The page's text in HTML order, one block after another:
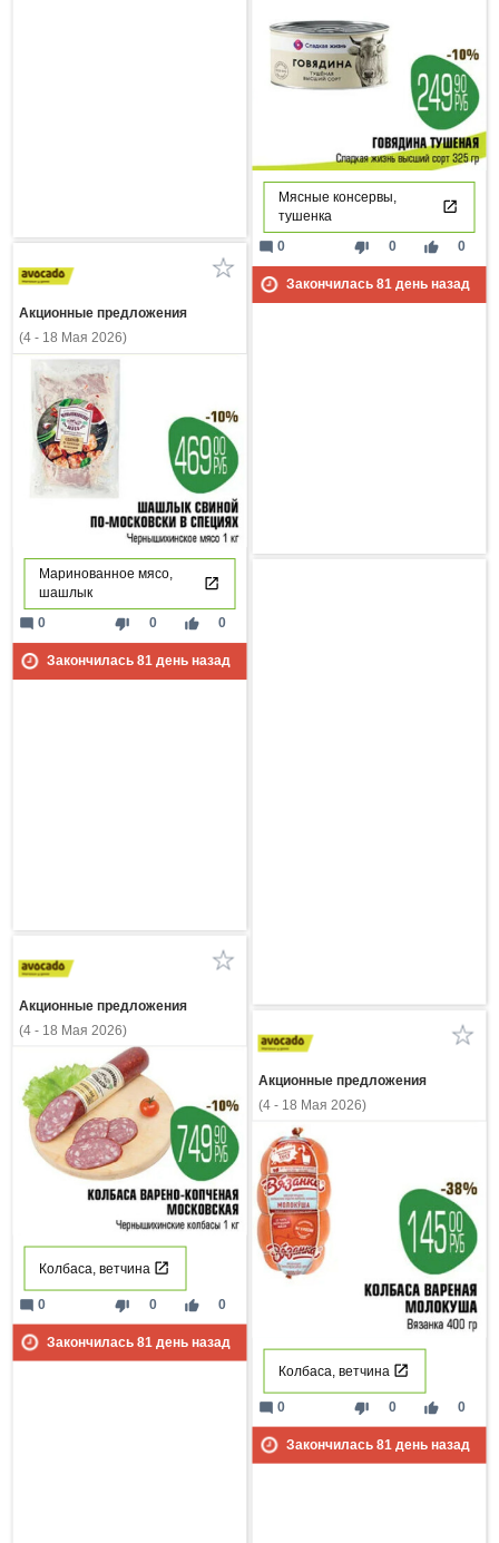
Мясные консервы,
тушенка
thumb_down 0 thumb_up 0
mode_comment 0
Закончилась 81день назад
Акционные предложения
(4 - 18 Мая 2026)
Маринованное мясо,
шашлык
thumb_down 0 thumb_up 0
mode_comment 0
Закончилась 81день назад
Акционные предложения
(4 - 18 Мая 2026)
Колбаса, ветчина
thumb_down 0 thumb_up 0
mode_comment 0
Закончилась 81 день назад
Акционные предложения
(4 - 18 Мая 2026)
Колбаса, ветчина
thumb_down 0 thumb_up 0
mode_comment 0
Закончилась 81 день назад